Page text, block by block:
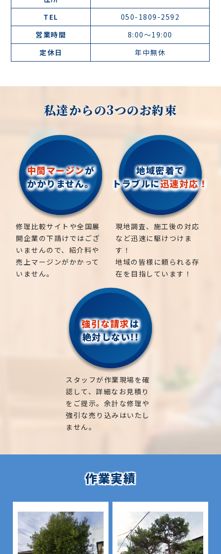
TEL
050-1809-2592
営業時間
8:00〜19:00
定休日
年中無休
私達からの3つのお約束
中間マージンが
かかりません。
修理比較サイトや全国展
開企業の下請けではござ
いませんので、紹介料や
売上マージンがかかって
いません。
地域密着で
トラブルに迅速対応！
現地調査、施工後の対応
など迅速に駆けつけま
す！
地域の皆様に頼られる存
在を目指しています！
強引な請求は
絶対しない!!
スタッフが作業現場を確
認して、詳細なお見積り
をご提示。余計な修理や
強引な売り込みはいたし
ません。
作業実績